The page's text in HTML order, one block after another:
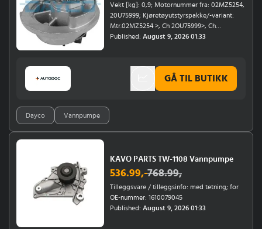
Vekt [kg]: 0,9; Motornummer fra: 02MZ5254,
20U75999; Kjøretøyutstyrspakke/-variant:
Mtr.02MZ5254 >, Ch 2OU75999>, Ch
02MV7225>, Ch 2OU75999>02/04, Ch
Mtr.02MZ525420U759; for OE-nummer:
6334039, 1334078, 93182042; Chassisnummer
(VIN) fra: 2OU75999, 02MV7225, 02MZ5254;
Published: August 9, 2026 01:33
Dayco Vannpumpe
GÅ TIL BUTIKK
KAVO PARTS TW-1108 Vannpumpe
536.99,-768.99,
Tilleggsvare / tilleggsinfo: med tetning; for
OE-nummer: 1610079045
Published: August 9, 2026 01:33